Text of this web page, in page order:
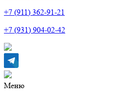
+7 (911) 362-91-21
+7 (931) 904-02-42
Меню